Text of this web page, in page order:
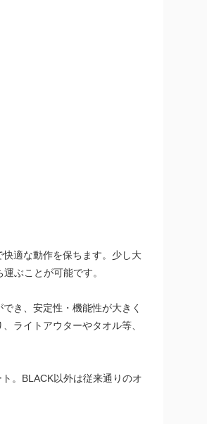
適な動作を保ちます。少し大
ぶことが可能です。
き、安定性・機能性が大きく
ライトアウターやタオル等、
。BLACK以外は従来通りのオ